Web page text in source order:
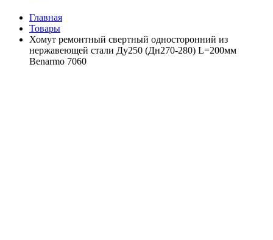
Главная
Товары
Хомут ремонтный свертный односторонний из
нержавеющей стали Ду250 (Дн270-280) L=200мм
Benarmo 7060